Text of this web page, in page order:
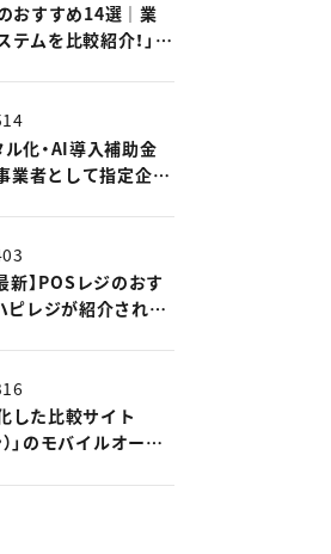
おすすめ14選｜業
ムを比較紹介！」に
化・AI導入補助金
業者として指定企業
新】POSレジのおす
ピレジが紹介されま
した比較サイト
」のモバイルオーダ